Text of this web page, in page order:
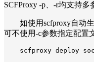
SCFProxy -p、-r均支持多
如使用scfproxy自动
可不使用-c参数指定配置
scfproxy deploy